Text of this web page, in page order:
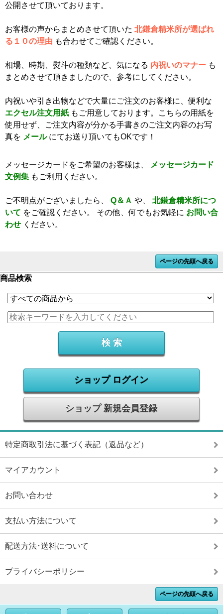
公開させて頂いております。
お客様の声からまとめさせて頂いた 北鎌倉精米所が選ばれ
る１０の理由 も合わせてご確認ください。
相場、時期、熨斗の種類など、気になる 内祝いのマナー も
まとめさせて頂きましたので、参考にしてください。
内祝いや引き出物などで大量にご注文のお客様に、便利な
エクセル注文用紙 もご用意しております。こちらの用紙を
使用せず、ご注文内容が分かる手書きのご注文内容のお写
真を メール にてお送り頂いてもOKです！
メッセージカードをご希望のお客様は、
メッセージカード
文例集 もご利用ください。
ご不明点がございましたら、 Q＆Ａ や、 北鎌倉精米所につ
いて をご確認ください。 その他、何でもお気軽に お問い合
わせ ください。
ページの先頭へ戻る
商品検索
ショップ ログイン
ショップ 新規会員登録
特定商取引法に基づく表記（返品など）
マイアカウント
お問い合わせ
支払い方法について
配送方法･送料について
プライバシーポリシー
ページの先頭へ戻る